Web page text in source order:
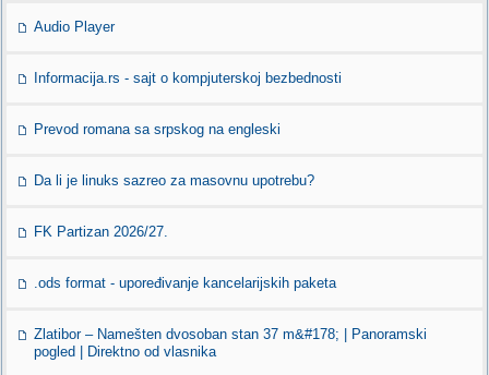
Audio Player
Informacija.rs - sajt o kompjuterskoj bezbednosti
Prevod romana sa srpskog na engleski
Da li je linuks sazreo za masovnu upotrebu?
FK Partizan 2026/27.
.ods format - upoređivanje kancelarijskih paketa
Zlatibor – Namešten dvosoban stan 37 m&#178; | Panoramski
pogled | Direktno od vlasnika